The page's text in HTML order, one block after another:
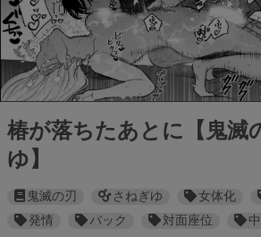
椿が落ちたあとに【鬼滅
ゆ】
鬼滅の刃 さねぎゆ 女体化
発情
バック 対面座位